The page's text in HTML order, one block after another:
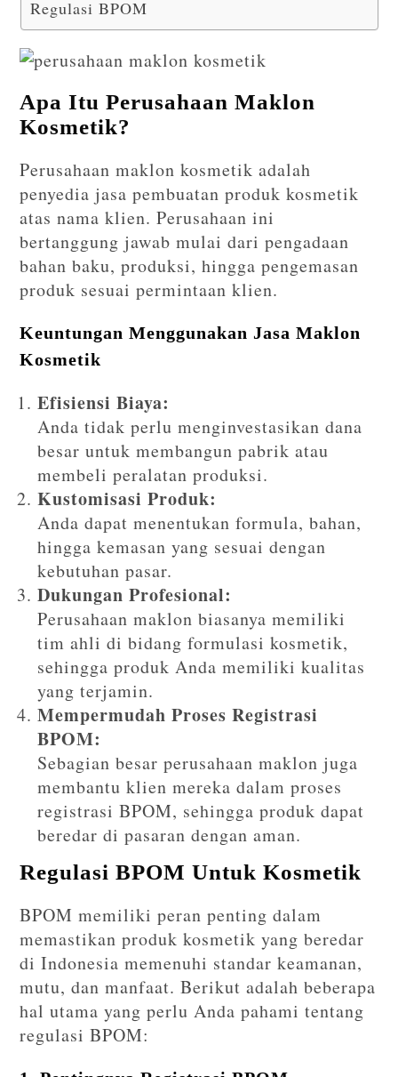
Regulasi BPOM
Apa Itu Perusahaan Maklon
Kosmetik?
Perusahaan maklon kosmetik adalah
penyedia jasa pembuatan produk kosmetik
atas nama klien. Perusahaan ini
bertanggung jawab mulai dari pengadaan
bahan baku, produksi, hingga pengemasan
produk sesuai permintaan klien.
Keuntungan Menggunakan Jasa Maklon
Kosmetik
Efisiensi Biaya:
Anda tidak perlu menginvestasikan dana
besar untuk membangun pabrik atau
membeli peralatan produksi.
Kustomisasi Produk:
Anda dapat menentukan formula, bahan,
hingga kemasan yang sesuai dengan
kebutuhan pasar.
Dukungan Profesional:
Perusahaan maklon biasanya memiliki
tim ahli di bidang formulasi kosmetik,
sehingga produk Anda memiliki kualitas
yang terjamin.
Mempermudah Proses Registrasi
BPOM:
Sebagian besar perusahaan maklon juga
membantu klien mereka dalam proses
registrasi BPOM, sehingga produk dapat
beredar di pasaran dengan aman.
Regulasi BPOM Untuk Kosmetik
BPOM memiliki peran penting dalam
memastikan produk kosmetik yang beredar
di Indonesia memenuhi standar keamanan,
mutu, dan manfaat. Berikut adalah beberapa
hal utama yang perlu Anda pahami tentang
regulasi BPOM: